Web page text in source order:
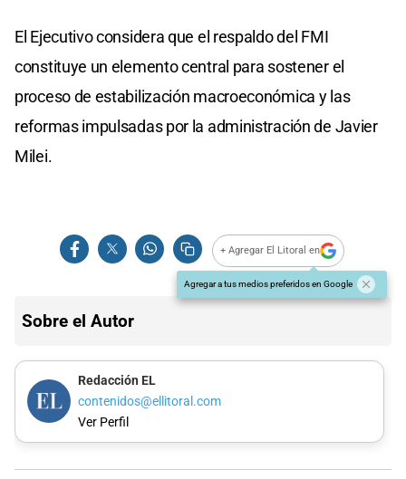
El Ejecutivo considera que el respaldo del FMI
constituye un elemento central para sostener el
proceso de estabilización macroeconómica y las
reformas impulsadas por la administración de Javier
Milei.
+ Agregar El Litoral en
Agregar a tus medios preferidos en Google
Sobre el Autor
Redacción EL
contenidos@ellitoral.com
Ver Perfil